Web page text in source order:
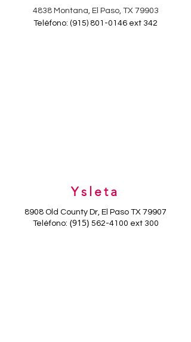
4838 Montana, El Paso, TX 79903
Teléfono: (915) 801-0146 ext 342
Ysleta
8908 Old County Dr, El Paso TX 79907
Teléfono: (915) 562-4100 ext 300